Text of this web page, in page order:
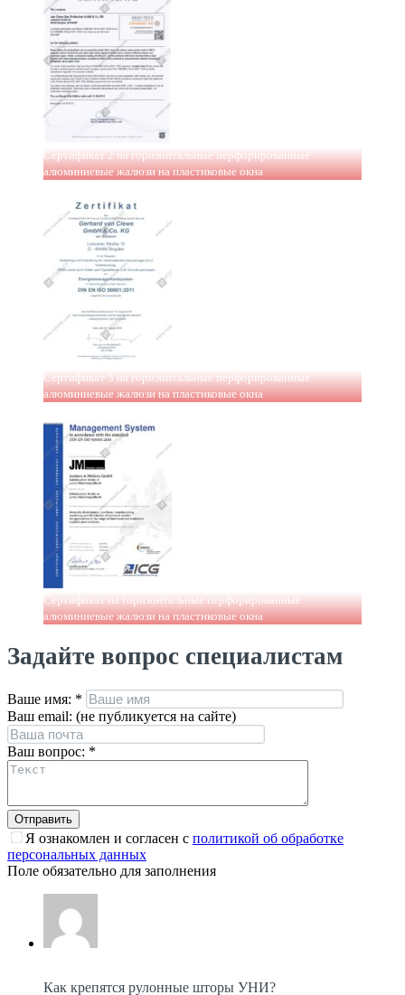
Сертификат 2 на горизонтальные перфорированные
алюминиевые жалюзи на пластиковые окна
Сертификат 3 на горизонтальные перфорированные
алюминиевые жалюзи на пластиковые окна
Сертификат на горизонтальные перфорированные
алюминиевые жалюзи на пластиковые окна
Задайте вопрос специалистам
Ваше имя: *
Ваш email: (не публикуется на сайте)
Ваш вопрос: *
Я ознакомлен и согласен с политикой об обработке
персональных данных
Поле обязательно для заполнения
Как крепятся рулонные шторы УНИ?